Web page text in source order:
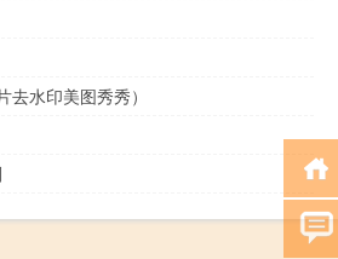
水印美图秀秀）